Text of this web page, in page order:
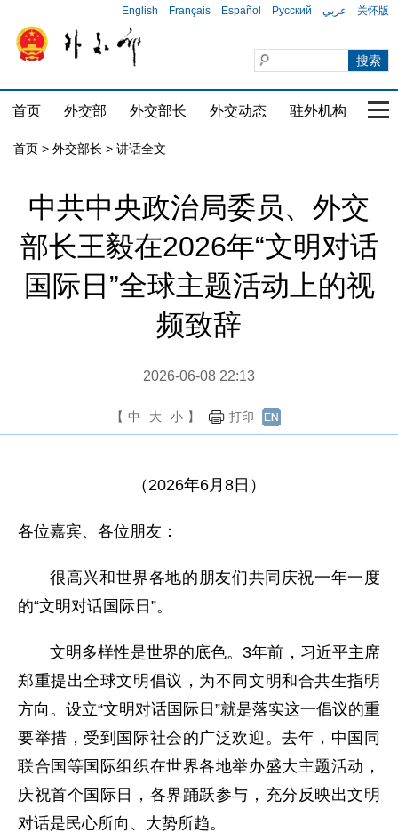
English Français Español Русский عربي 关怀版
首页 外交部 外交部长 外交动态 驻外机构 国
首页 > 外交部长 > 讲话全文
中共中央政治局委员、外交
部长王毅在2026年“文明对话
国际日”全球主题活动上的视
频致辞
2026-06-08 22:13
【 中 大 小 】 打印
（2026年6月8日）
各位嘉宾、各位朋友：
很高兴和世界各地的朋友们共同庆祝一年一度
的“文明对话国际日”。
文明多样性是世界的底色。3年前，习近平主席
郑重提出全球文明倡议，为不同文明和合共生指明
方向。设立“文明对话国际日”就是落实这一倡议的重
要举措，受到国际社会的广泛欢迎。去年，中国同
联合国等国际组织在世界各地举办盛大主题活动，
庆祝首个国际日，各界踊跃参与，充分反映出文明
对话是民心所向、大势所趋。